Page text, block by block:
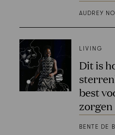
AUDREY
LIVING
Dit is
best
zorgen
BENTE DE